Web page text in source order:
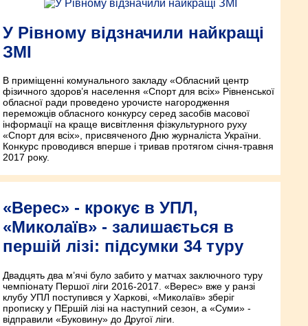
У Рівному відзначили найкращі
ЗМІ
В приміщенні комунального закладу «Обласний центр
фізичного здоров’я населення «Спорт для всіх» Рівненської
обласної ради проведено урочисте нагородження
переможців обласного конкурсу серед засобів масової
інформації на краще висвітлення фізкультурного руху
«Спорт для всіх», присвяченого Дню журналіста України.
Конкурс проводився вперше і тривав протягом січня-травня
2017 року.
«Верес» - крокує в УПЛ,
«Миколаїв» - залишається в
першій лізі: підсумки 34 туру
Двадцять два м’ячі було забито у матчах заключного туру
чемпіонату Першої ліги 2016-2017. «Верес» вже у ранзі
клубу УПЛ поступився у Харкові, «Миколаїв» зберіг
прописку у ПЕршій лізі на наступний сезон, а «Суми» -
відправили «Буковину» до Другої ліги.